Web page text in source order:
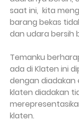
saat ini, kita
barang bekas
dan udara bersih
Temanku
ada di Klaten ini
dengan
klaten diadakan
klaten.